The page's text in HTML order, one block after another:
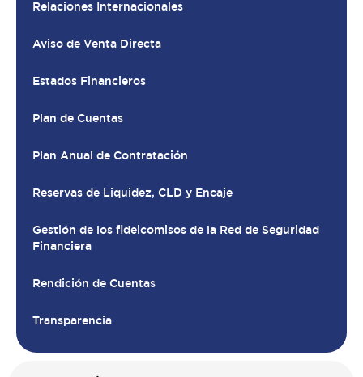
Relaciones Internacionales
Aviso de Venta Directa
Estados Financieros
Plan de Cuentas
Plan Anual de Contratación
Reservas de Liquidez, CLD y Encaje
Gestión de los fideicomisos de la Red de Seguridad
Financiera
Rendición de Cuentas
Transparencia